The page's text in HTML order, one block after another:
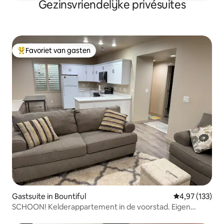
Gezinsvriendelijke privésuites
Topfavoriet van gasten
Favoriet van gasten
Gastsuite in Bountiful Gemiddelde
4,97 (133)
SCHOON! Kelderappartement in de voorstad. Eigen